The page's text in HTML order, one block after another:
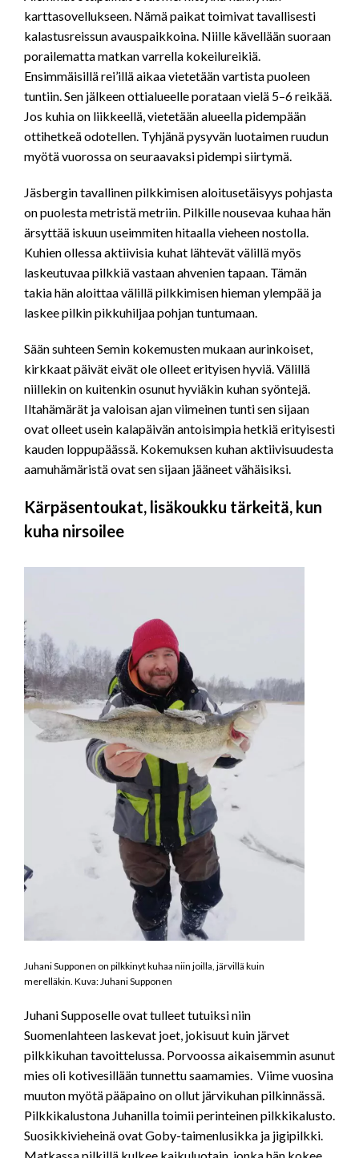
karttasovellukseen. Nämä paikat toimivat tavallisesti
kalastusreissun avauspaikkoina. Niille kävellään suoraan
porailematta matkan varrella kokeilureikiä.
Ensimmäisillä rei’illä aikaa vietetään vartista puoleen
tuntiin. Sen jälkeen ottialueelle porataan vielä 5–6 reikää.
Jos kuhia on liikkeellä, vietetään alueella pidempään
ottihetkeä odotellen. Tyhjänä pysyvän luotaimen ruudun
myötä vuorossa on seuraavaksi pidempi siirtymä.
Jäsbergin tavallinen pilkkimisen aloitusetäisyys pohjasta
on puolesta metristä metriin. Pilkille nousevaa kuhaa hän
ärsyttää iskuun useimmiten hitaalla vieheen nostolla.
Kuhien ollessa aktiivisia kuhat lähtevät välillä myös
laskeutuvaa pilkkiä vastaan ahvenien tapaan. Tämän
takia hän aloittaa välillä pilkkimisen hieman ylempää ja
laskee pilkin pikkuhiljaa pohjan tuntumaan.
Sään suhteen Semin kokemusten mukaan aurinkoiset,
kirkkaat päivät eivät ole olleet erityisen hyviä. Välillä
niillekin on kuitenkin osunut hyviäkin kuhan syöntejä.
Iltahämärät ja valoisan ajan viimeinen tunti sen sijaan
ovat olleet usein kalapäivän antoisimpia hetkiä erityisesti
kauden loppupäässä. Kokemuksen kuhan aktiivisuudesta
aamuhämäristä ovat sen sijaan jääneet vähäisiksi.
Kärpäsentoukat, lisäkoukku tärkeitä, kun
kuha nirsoilee
Juhani Supponen on pilkkinyt kuhaa niin joilla, järvillä kuin
merelläkin. Kuva: Juhani Supponen
Juhani Supposelle ovat tulleet tutuiksi niin
Suomenlahteen laskevat joet, jokisuut kuin järvet
pilkkikuhan tavoittelussa. Porvoossa aikaisemmin asunut
mies oli kotivesillään tunnettu saamamies. Viime vuosina
muuton myötä pääpaino on ollut järvikuhan pilkinnässä.
Pilkkikalustona Juhanilla toimii perinteinen pilkkikalusto.
Suosikkivieheinä ovat Goby-taimenlusikka ja jigipilkki.